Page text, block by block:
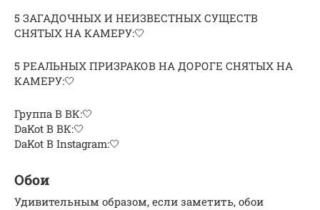
5 ЗАГАДОЧНЫХ И НЕИЗВЕСТНЫХ СУЩЕСТВ
СНЯТЫХ НА КАМЕРУ:🤍
5 РЕАЛЬНЫХ ПРИЗРАКОВ НА ДОРОГЕ СНЯТЫХ НА
КАМЕРУ:🤍
Группа В ВК:🤍
DaKot В ВК:🤍
DaKot В Instagram:🤍
Обои
Удивительным образом, если заметить, обои